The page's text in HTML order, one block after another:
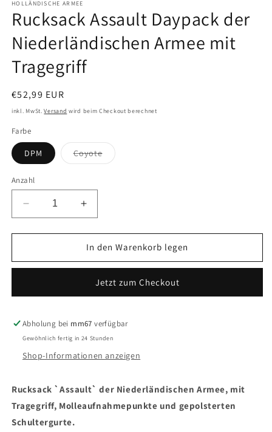
HOLLÄNDISCHE ARMEE
Rucksack Assault Daypack der
Niederländischen Armee mit
Tragegriff
Normaler
Preis
€52,99 EUR
inkl. MwSt.Versand wird beim Checkout berechnet
Farbe
DPM CoyoteVariante
ausverkauft
Anzahl
Verringere
die
Menge
Rucksack
der
Armee
mit
Erhöhe
die
Menge
für
Rucksack
Daypack
der
Armee
mit
In den Warenkorb legen
Jetzt zum Checkout
Abholung bei mm67 verfügbar
Gewöhnlich fertig in 24 Stunden
Shop-Informationen anzeigen
Rucksack `Assault` der Niederländischen Armee, mit
Tragegriff, Molleaufnahmepunkte und gepolsterten
Schultergurte.